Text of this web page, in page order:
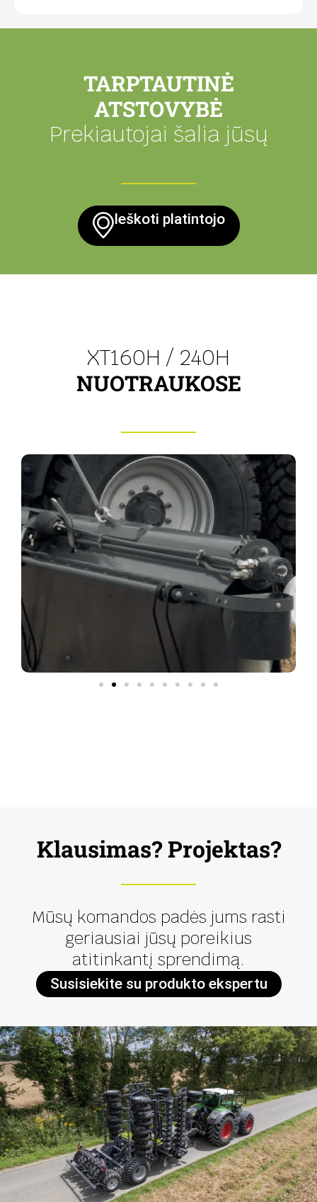
TARPTAUTINĖ
ATSTOVYBĖ
Prekiautojai šalia jūsų
Ieškoti platintojo
XT160H / 240H
NUOTRAUKOSE
Klausimas? Projektas?
Mūsų komandos padės jums rasti
geriausiai jūsų poreikius
atitinkantį sprendimą.
Susisiekite su produkto ekspertu